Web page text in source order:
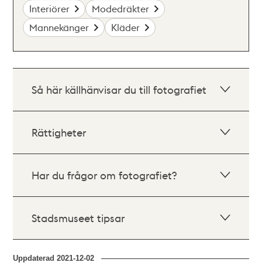
Interiörer
Modedräkter
Mannekänger
Kläder
Så här källhänvisar du till fotografiet
Rättigheter
Har du frågor om fotografiet?
Stadsmuseet tipsar
Uppdaterad2021-12-02